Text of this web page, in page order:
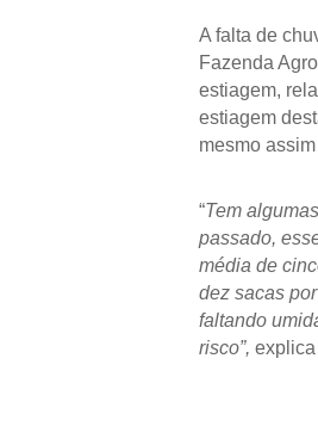
A falta de
Fazenda
estiagem,
estiagem
mesmo
“Tem
passado,
média de
dez sacas
faltando
risco”, explica